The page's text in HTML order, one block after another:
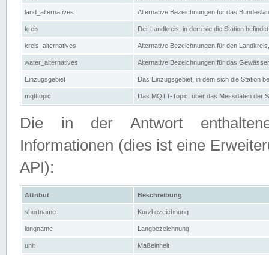
land_alternatives Alternative Bezeichnungen für das
kreis Der Landkreis, in dem sie die Station befindet
kreis_alternatives Alternative Bezeichnungen für den
water_alternatives Alternative Bezeichnungen für das
Einzugsgebiet Das Einzugsgebiet, in dem sich die Station
mqtttopic Das MQTT-Topic, über das Messdaten der
Die in der Antwort
Informationen (dies ist eine
API):
Attribut Beschreibung
shortname Kurzbezeichnung
longname Langbezeichnung
unit Maßeinheit